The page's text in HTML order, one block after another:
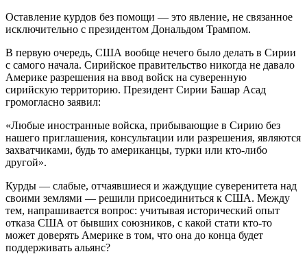
Оставление курдов без помощи — это явление, не связанное
исключительно с президентом Дональдом Трампом.
В первую очередь, США вообще нечего было делать в Сирии
с самого начала. Сирийское правительство никогда не давало
Америке разрешения на ввод войск на суверенную
сирийскую территорию. Президент Сирии Башар Асад
громогласно заявил:
«Любые иностранные войска, прибывающие в Сирию без
нашего приглашения, консультации или разрешения, являются
захватчиками, будь то американцы, турки или кто-либо
другой».
Курды — слабые, отчаявшиеся и жаждущие суверенитета над
своими землями — решили присоединиться к США. Между
тем, напрашивается вопрос: учитывая исторический опыт
отказа США от бывших союзников, с какой стати кто-то
может доверять Америке в том, что она до конца будет
поддерживать альянс?